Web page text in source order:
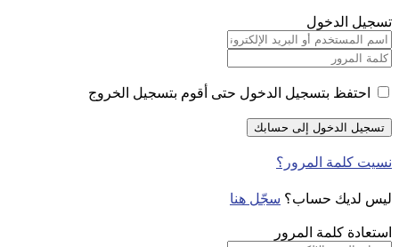
تسجيل الدخول
احتفظ بتسجيل الدخول حتى أقوم بتسجيل الخروج
نسيت كلمة المرور؟
ليس لديك حساب؟ سجّل هنا
استعادة كلمة المرور